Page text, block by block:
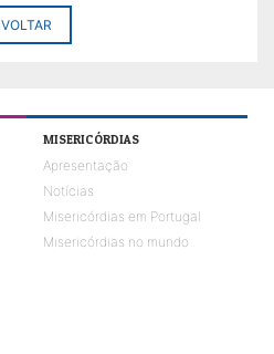
VOLTAR
MISERICÓRDIAS
Apresentação
Notícias
Misericórdias em Portugal
Misericórdias no mundo